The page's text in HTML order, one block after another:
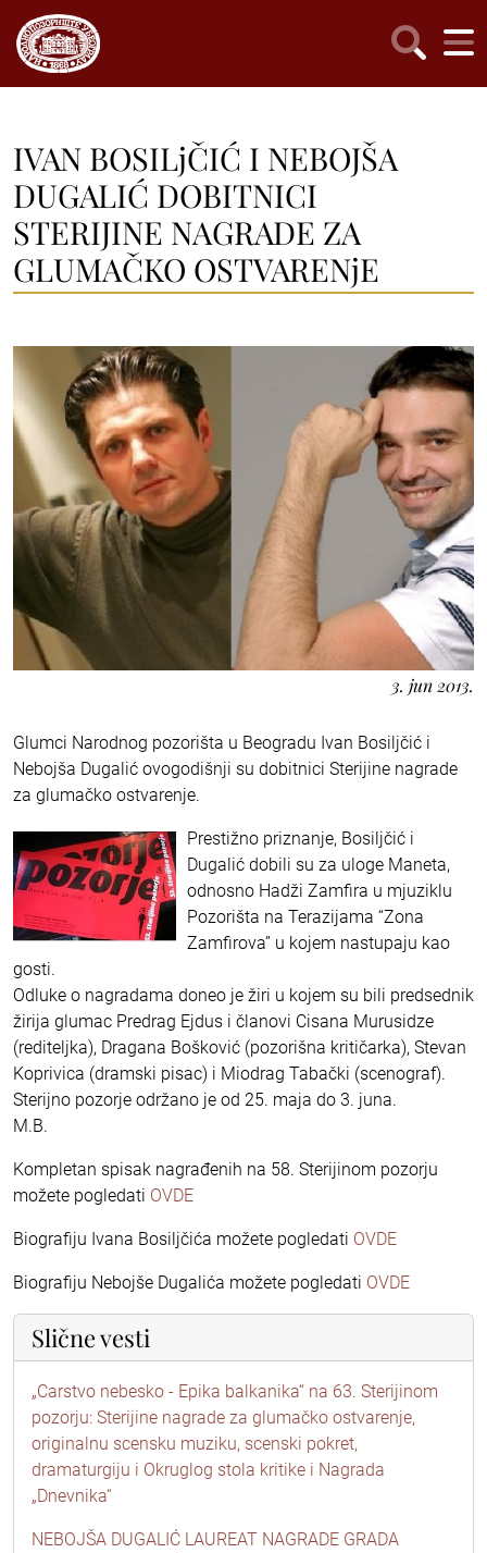
IVAN BOSILjČIĆ I NEBOJŠA
DUGALIĆ DOBITNICI
STERIJINE NAGRADE ZA
GLUMAČKO OSTVARENjE
3. jun 2013.
Glumci Narodnog pozorišta u Beogradu Ivan Bosiljčić i
Nebojša Dugalić ovogodišnji su dobitnici Sterijine nagrade
za glumačko ostvarenje.
Prestižno priznanje, Bosiljčić i
Dugalić dobili su za uloge Maneta,
odnosno Hadži Zamfira u mjuziklu
Pozorišta na Terazijama “Zona
Zamfirova” u kojem nastupaju kao
gosti.
Odluke o nagradama doneo je žiri u kojem su bili predsednik
žirija glumac Predrag Ejdus i članovi Cisana Murusidze
(rediteljka), Dragana Bošković (pozorišna kritičarka), Stevan
Koprivica (dramski pisac) i Miodrag Tabački (scenograf).
Sterijno pozorje održano je od 25. maja do 3. juna.
M.B.
Kompletan spisak nagrađenih na 58. Sterijinom pozorju
možete pogledati OVDE
Biografiju Ivana Bosiljčića možete pogledati OVDE
Biografiju Nebojše Dugalića možete pogledati OVDE
Slične vesti
„Carstvo nebesko - Epika balkanika“ na 63. Sterijinom
pozorju: Sterijine nagrade za glumačko ostvarenje,
originalnu scensku muziku, scenski pokret,
dramaturgiju i Okruglog stola kritike i Nagrada
„Dnevnika“
NEBOJŠA DUGALIĆ LAUREAT NAGRADE GRADA